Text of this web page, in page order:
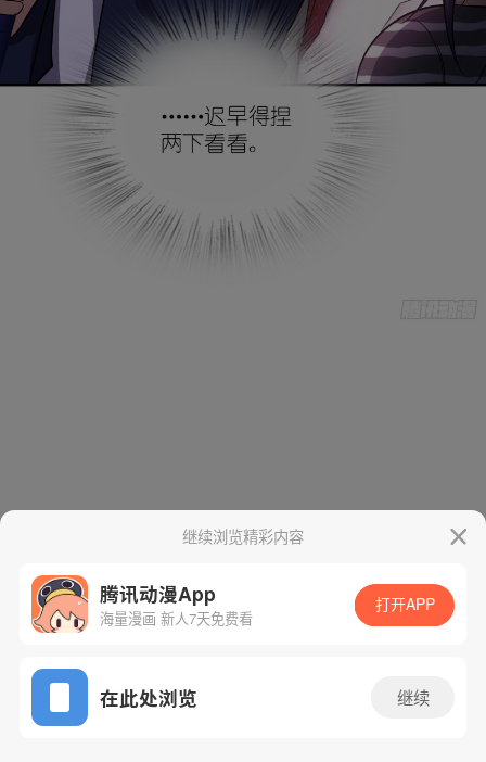
App免费看
继续浏览精彩内容
腾讯动漫App
海量漫画 新人7天免费看
打开APP
在此处浏览 继续